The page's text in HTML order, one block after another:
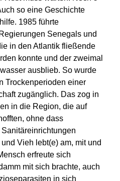
so eine Geschichte
1985 führte
Regierungen Senegals und
in den Atlantik fließende
konnte und der zweimal
ausblieb. So wurde
Trockenperioden einer
zugänglich. Das zog in
in die Region, die auf
ohne dass
und Vieh lebt(e) am, mit und
erfreute sich
mit sich brachte, auch
in sich